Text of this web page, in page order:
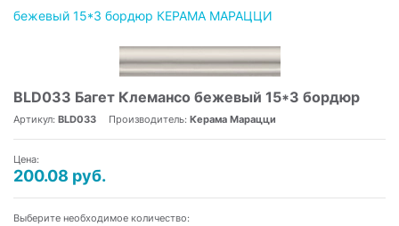
бежевый 15*3 бордюр КЕРАМА МАРАЦЦИ
BLD033 Багет Клемансо бежевый 15*3 бордюр
Артикул: BLD033 Производитель: Керама Марацци
Цена:
200.08 руб.
Выберите необходимое количество: